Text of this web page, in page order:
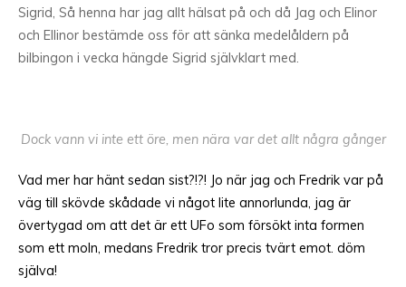
Sigrid, Så henna har jag allt hälsat på och då Jag och Elinor
och Ellinor bestämde oss för att sänka medelåldern på
bilbingon i vecka hängde Sigrid självklart med.
Dock vann vi inte ett öre, men nära var det allt några gånger
Vad mer har hänt sedan sist?!?! Jo när jag och Fredrik var på
väg till skövde skådade vi något lite annorlunda, jag är
övertygad om att det är ett UFo som försökt inta formen
som ett moln, medans Fredrik tror precis tvärt emot. döm
själva!